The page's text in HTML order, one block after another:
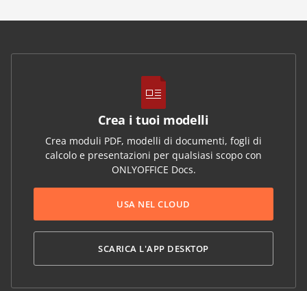
Crea i tuoi modelli
Crea moduli PDF, modelli di documenti, fogli di
calcolo e presentazioni per qualsiasi scopo con
ONLYOFFICE Docs.
USA NEL CLOUD
SCARICA L'APP DESKTOP